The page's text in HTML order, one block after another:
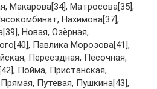
Макарова[34], Матросова[35],
Нахимова[37],
Новая, Озёрная,
Павлика Морозова[41],
Переездная, Песочная,
Пойма, Пристанская,
Путевая, Пушкина[43],